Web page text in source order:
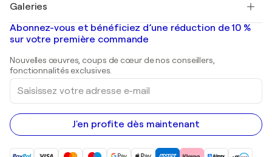
Banksy
Mr. Brainwash
Shepard Fairey
Tableaux abstraits à vendre
Peintures de paysage
Estampes
Peintures acryliques
Galeries
Galeries d'art en France
Galeries d'art en Belgique
Abonnez-vous et bénéficiez d’une réduction de 10 %
sur votre première commande
Nouvelles œuvres, coups de cœur de nos conseillers,
fonctionnalités exclusives.
Saisissez
votre
adresse
e-
mail
J'en profite dès maintenant